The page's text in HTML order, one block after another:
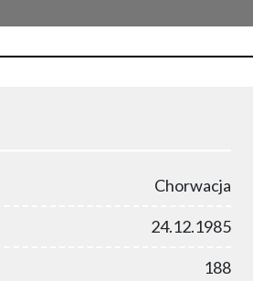
Chorwacja
24.12.1985
188